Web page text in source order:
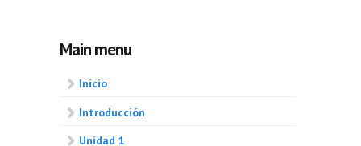
Main menu
Inicio
Introducción
Unidad 1